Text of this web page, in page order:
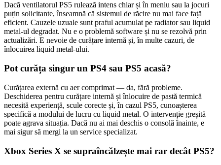
Dacă ventilatorul PS5 rulează intens chiar și în meniu sau la jocuri
puțin solicitante, înseamnă că sistemul de răcire nu mai face față
eficient. Cauzele uzuale sunt praful acumulat pe radiator sau liquid
metal-ul degradat. Nu e o problemă software și nu se rezolvă prin
actualizări. E nevoie de curățare internă și, în multe cazuri, de
înlocuirea liquid metal-ului.
Pot curăța singur un PS4 sau PS5 acasă?
Curățarea externă cu aer comprimat — da, fără probleme.
Deschiderea pentru curățare internă și înlocuire de pastă termică
necesită experiență, scule corecte și, în cazul PS5, cunoașterea
specifică a modului de lucru cu liquid metal. O intervenție greșită
poate agrava situația. Dacă nu ai mai deschis o consolă înainte, e
mai sigur să mergi la un service specializat.
Xbox Series X se supraîncălzește mai rar decât PS5?